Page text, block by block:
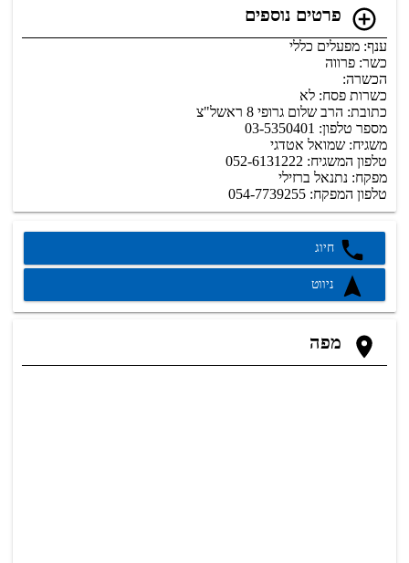
פרטים נוספים
ענף: מפעלים כללי
כשר: פרווה
הכשרה:
כשרות פסח: לא
כתובת: הרב שלום גרופי 8 ראשל"צ
מספר טלפון: 03-5350401
משגיח: שמואל אטדגי
טלפון המשגיח: 052-6131222
מפקח: נתנאל ברזילי
טלפון המפקח: 054-7739255
חיוג
ניווט
מפה